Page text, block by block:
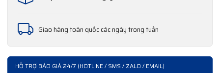
Giao hàng toàn quốc các ngày trong tuần
HỖ TRỢ BÁO GIÁ 24/7 (HOTLINE / SMS / ZALO / EMAIL)